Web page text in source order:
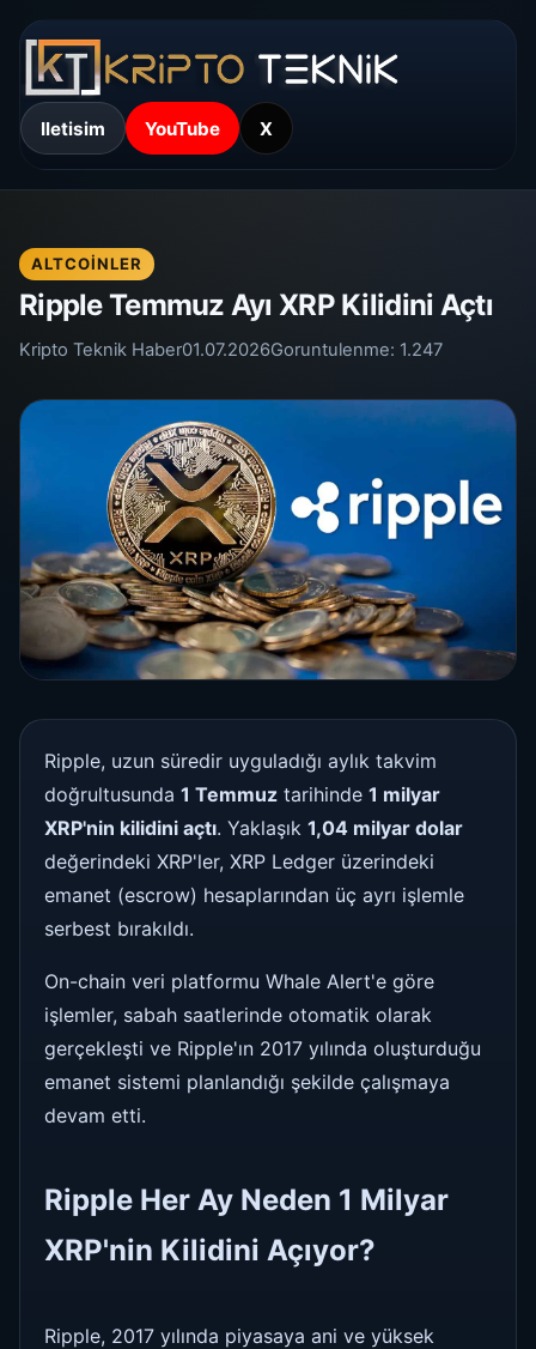
Iletisim YouTube X
ALTCOINLER
Ripple Temmuz Ayı XRP Kilidini Açtı
Kripto Teknik Haber01.07.2026Goruntulenme: 1.247
Ripple, uzun süredir uyguladığı aylık takvim
doğrultusunda 1 Temmuz tarihinde 1 milyar
XRP'nin kilidini açtı. Yaklaşık 1,04 milyar dolar
değerindeki XRP'ler, XRP Ledger üzerindeki
emanet (escrow) hesaplarından üç ayrı işlemle
serbest bırakıldı.
On-chain veri platformu Whale Alert'e göre
işlemler, sabah saatlerinde otomatik olarak
gerçekleşti ve Ripple'ın 2017 yılında oluşturduğu
emanet sistemi planlandığı şekilde çalışmaya
devam etti.
Ripple Her Ay Neden 1 Milyar
XRP'nin Kilidini Açıyor?
Ripple, 2017 yılında piyasaya ani ve yüksek